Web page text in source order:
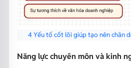
4 Yếu tố cốt lõi giúp tạo nên chân
Năng lực chuyên môn và kinh